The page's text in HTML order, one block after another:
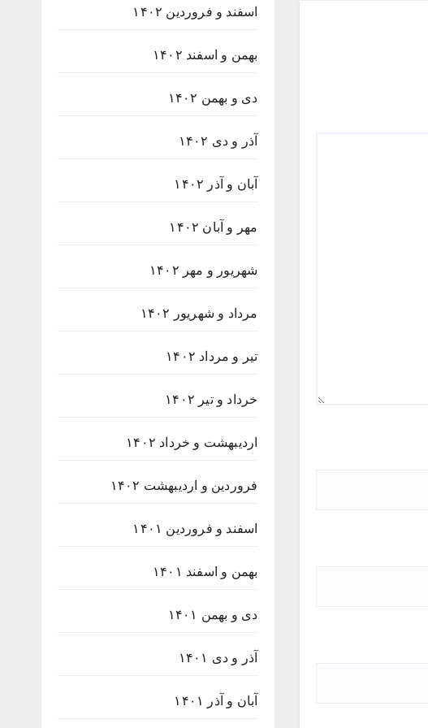
اسفند و فروردین ۱۴۰۲
بهمن و اسفند ۱۴۰۲
دی و بهمن ۱۴۰۲
آذر و دی ۱۴۰۲
آبان و آذر ۱۴۰۲
مهر و آبان ۱۴۰۲
شهریور و مهر ۱۴۰۲
مرداد و شهریور ۱۴۰۲
تیر و مرداد ۱۴۰۲
خرداد و تیر ۱۴۰۲
اردیبهشت و خرداد ۱۴۰۲
فروردین و اردیبهشت ۱۴۰۲
اسفند و فروردین ۱۴۰۱
بهمن و اسفند ۱۴۰۱
دی و بهمن ۱۴۰۱
آذر و دی ۱۴۰۱
آبان و آذر ۱۴۰۱